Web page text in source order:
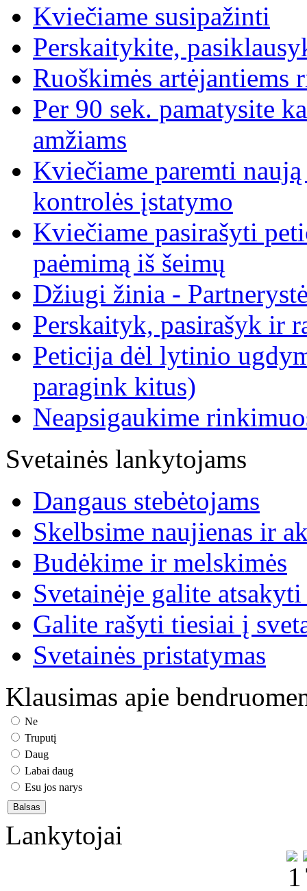
Kviečiame susipažinti
Perskaitykite,
Ruoškimės
Per 90 sek. pamatysite
amžiams
Kviečiame paremti
kontrolės įstatymo
Kviečiame pasirašyti
paėmimą iš šeimų
Džiugi žinia -
Perskaityk, pasirašyk ir
Peticija dėl lytinio
paragink kitus)
Neapsigaukime
Svetainės lankytojams
Dangaus stebėtojams
Skelbsime naujienas ir
Budėkime ir melskimės
Svetainėje galite
Galite rašyti tiesiai į
Svetainės pristatymas
Klausimas apie
Ne
Truputį
Daug
Labai daug
Esu jos narys
Lankytojai